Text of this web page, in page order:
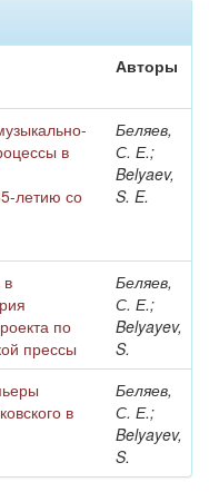
Авторы
в
летию со
Беляев,
С. Е.;
Belyaev,
S. E.
по
прессы
Беляев,
С. Е.;
Belyayev,
S.
в
Беляев,
С. Е.;
Belyayev,
S.